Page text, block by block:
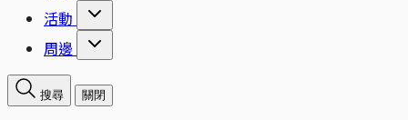
活動
周邊
搜尋 關閉